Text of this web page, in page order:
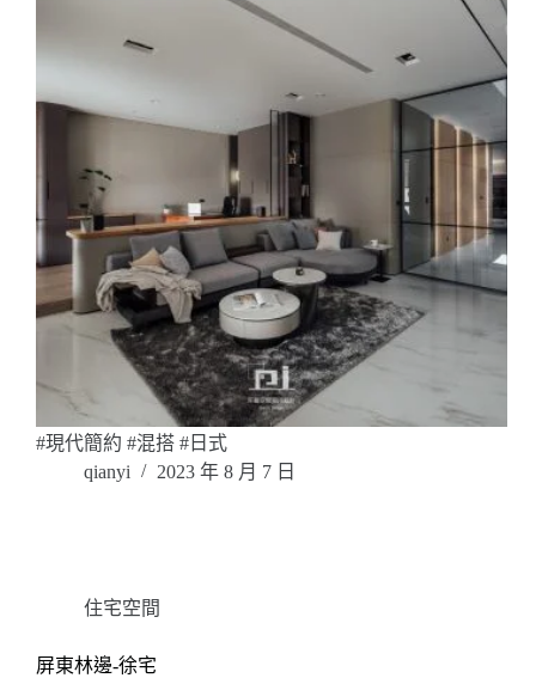
#現代簡約 #混搭 #日式
qianyi
2023 年 8 月 7 日
住宅空間
屏東林邊-徐宅